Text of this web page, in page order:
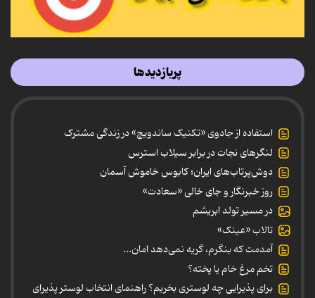
پربازدیدها
استفاده از جادوی «تکنیک ساندویچ» در زندگی مشترک
لنگرهای نجات در برابر سیلاب استرس
دوش‌پرتاب‌های ایران؛ کابوس خاموش آسمان
روز خبرنگار و جای خالی «سعادت»
در مسیر تولد ابریشم
تالاب «عینک»
آمدمت که بنگرم، گریه نمی‌دهد امان...
تخم مرغ خام یا پخته؟
برای پذیرایی چه لوستری بخریم؟ راهنمای انتخاب لوستر پذیرای